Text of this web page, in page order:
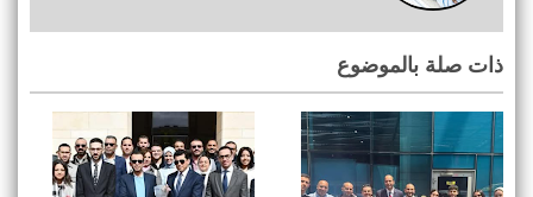
ذات صلة بالموضوع